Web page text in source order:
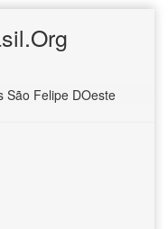
São Felipe DOeste